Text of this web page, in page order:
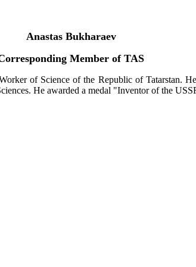
Anastas Bukharaev
Member of TAS
of Science of the Republic of Tatarstan.
He awarded a medal "Inventor of the